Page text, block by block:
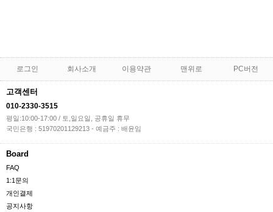
로그인 회사소개 이용약관 맨위로 PC버전
고객센터
010-2330-3515
평일:10:00-17:00 / 토,일요일, 공휴일 휴무
국민은행 : 51970201129213 - 예금주 : 배윤임
Board
FAQ
1:1문의
개인결제
공지사항